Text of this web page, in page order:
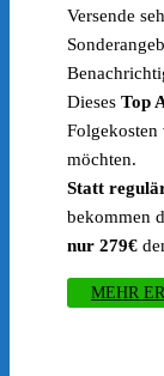
Versende
Dieses Top
Folgekosten
möchten.
Statt
bekommen
nur 279€
MEHR